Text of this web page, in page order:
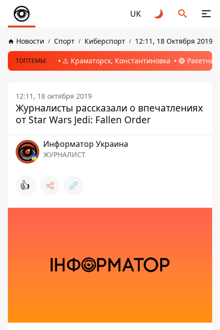
UK
Новости Спорт Киберспорт 12:11, 18 Октября 2019
ТОПТЕМЫ: ⚠️ Краматорск, Константиновка 🔴
12:11, 18 октября 2019
Журналисты рассказали о впечатлениях
от Star Wars Jedi: Fallen Order
Информатор Украина
ЖУРНАЛИСТ
👍